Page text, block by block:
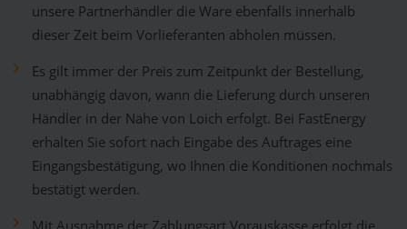
unsere Partnerhändler die Ware ebenfalls innerhalb
dieser Zeit beim Vorlieferanten abholen müssen.
Es gilt immer der Preis zum Zeitpunkt der Bestellung,
unabhängig davon, wann die Lieferung durch unseren
Händler in der Nähe von Loich erfolgt. Bei FastEnergy
erhalten Sie sofort nach Eingabe des Auftrages eine
Eingangsbestätigung, wo Ihnen die Konditionen nochmals
bestätigt werden.